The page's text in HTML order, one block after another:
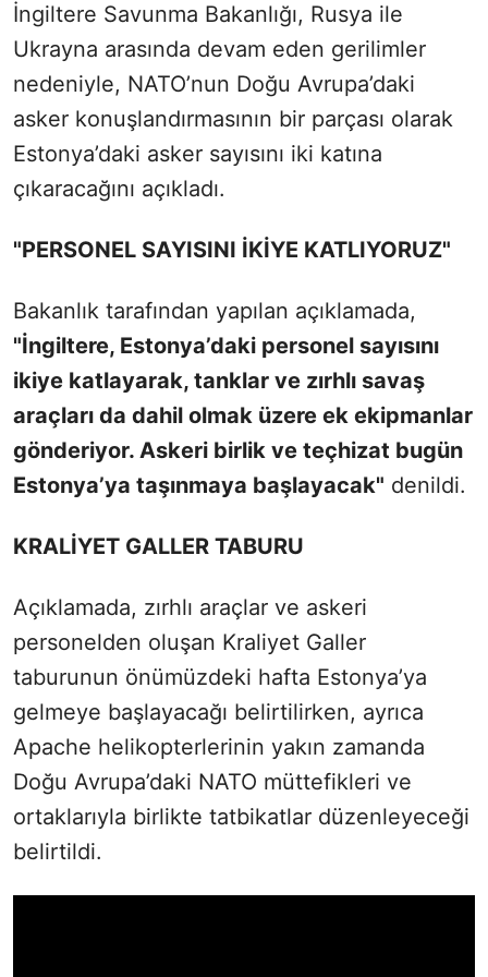
İngiltere Savunma Bakanlığı, Rusya ile
Ukrayna arasında devam eden gerilimler
nedeniyle, NATO’nun Doğu Avrupa’daki
asker konuşlandırmasının bir parçası olarak
Estonya’daki asker sayısını iki katına
çıkaracağını açıkladı.
"PERSONEL SAYISINI İKİYE KATLIYORUZ"
Bakanlık tarafından yapılan açıklamada,
"İngiltere, Estonya’daki personel sayısını
ikiye katlayarak, tanklar ve zırhlı savaş
araçları da dahil olmak üzere ek ekipmanlar
gönderiyor. Askeri birlik ve teçhizat bugün
Estonya’ya taşınmaya başlayacak" denildi.
KRALİYET GALLER TABURU
Açıklamada, zırhlı araçlar ve askeri
personelden oluşan Kraliyet Galler
taburunun önümüzdeki hafta Estonya’ya
gelmeye başlayacağı belirtilirken, ayrıca
Apache helikopterlerinin yakın zamanda
Doğu Avrupa’daki NATO müttefikleri ve
ortaklarıyla birlikte tatbikatlar düzenleyeceği
belirtildi.